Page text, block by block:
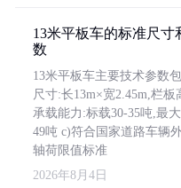
13米平板车的标准尺寸
数
13米平板车主要技术参数
尺寸:长13m×宽2.45m,栏板
承载能力:标载30-35吨,最
49吨 c)符合国家道路车辆
轴荷限值标准
2026年8月4日